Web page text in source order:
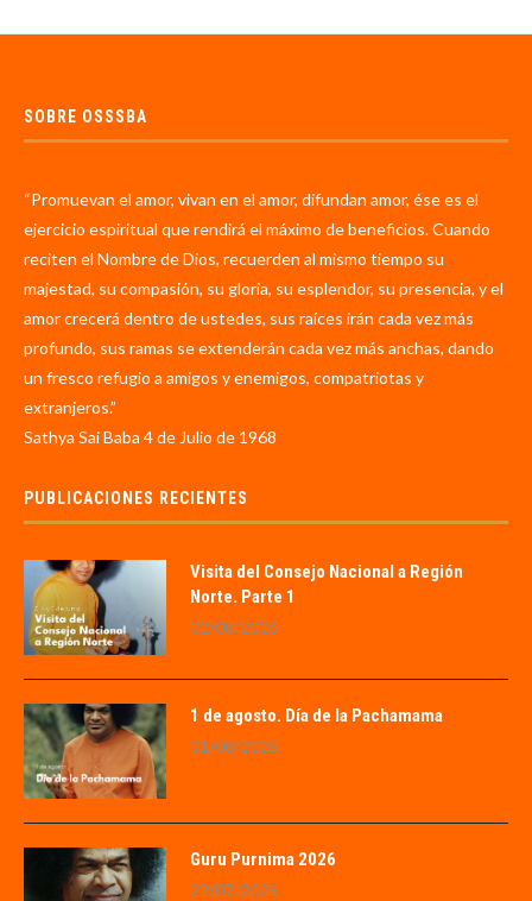
SOBRE OSSSBA
“Promuevan el amor, vivan en el amor, difundan amor, ése es el
ejercicio espiritual que rendirá el máximo de beneficios. Cuando
reciten el Nombre de Dios, recuerden al mismo tiempo su
majestad, su compasión, su gloria, su esplendor, su presencia, y el
amor crecerá dentro de ustedes, sus raíces irán cada vez más
profundo, sus ramas se extenderán cada vez más anchas, dando
un fresco refugio a amigos y enemigos, compatriotas y
extranjeros.”
Sathya Sai Baba 4 de Julio de 1968
PUBLICACIONES RECIENTES
Visita del Consejo Nacional a Región
Norte. Parte 1
02/08/2026
1 de agosto. Día de la Pachamama
01/08/2026
Guru Purnima 2026
29/07/2026